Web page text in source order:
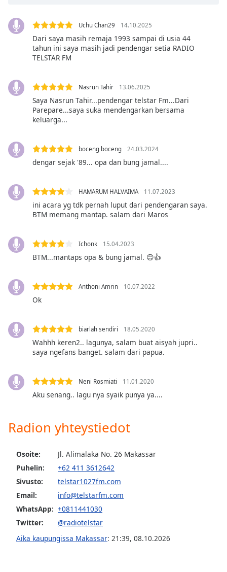
descriptions
off
selected
subtitles
settings,
opens
subtitles
dialog
subtitles
,
Audio
Track
Picture
Fullscreen
modal
Beginning
Escape
will
the
Color
Opacity
Background
Uchu Chan29 14.10.2025
Dari saya masih remaja 1993 sampai di usia 44
tahun ini saya masih jadi pendengar setia RADIO
TELSTAR FM
Nasrun Tahir 13.06.2025
Saya Nasrun Tahir...pendengar telstar Fm...Dari
Parepare...saya suka mendengarkan bersama
keluarga...
boceng boceng 24.03.2024
dengar sejak '89... opa dan bung jamal....
HAMARUM HALVAIMA 11.07.2023
ini acara yg tdk pernah luput dari pendengaran saya.
BTM memang mantap. salam dari Maros
Ichonk 15.04.2023
BTM...mantaps opa & bung jamal. 😊👍
Anthoni Amrin 10.07.2022
Ok
biarlah sendiri 18.05.2020
Wahhh keren2.. lagunya, salam buat aisyah jupri..
saya ngefans banget. salam dari papua.
Neni Rosmiati 11.01.2020
Aku senang.. lagu nya syaik punya ya....
Radion yhteystiedot
Osoite:
Jl. Alimalaka No. 26 Makassar
Puhelin:
+62 411 3612642
Sivusto:
telstar1027fm.com
Email:
info@telstarfm.com
WhatsApp: +0811441030
Twitter:
@radiotelstar
Aika kaupungissa Makassar: 21:39, 08.10.2026